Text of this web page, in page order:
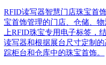
RFID读写器智慧门店珠宝首
宝首饰管理的门店、仓储、
上RFID珠宝专用电子标签，
读写器和根据展台尺寸定制
踪柜台和仓库中的珠宝首饰。